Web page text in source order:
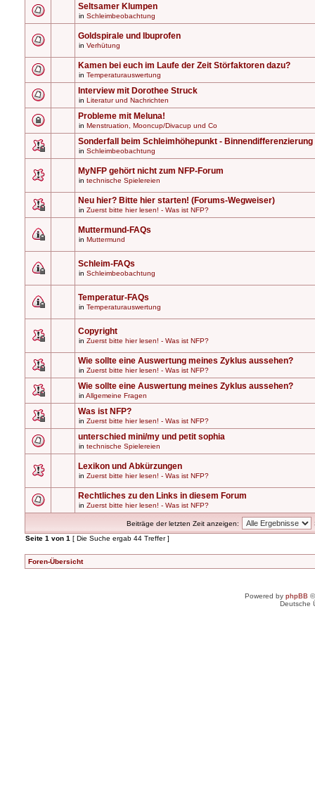
Seltsamer Klumpen
in Schleimbeobachtung
Goldspirale und Ibuprofen
in Verhütung
Kamen bei euch im Laufe der Zeit Störfaktoren dazu?
in Temperaturauswertung
Interview mit Dorothee Struck
in Literatur und Nachrichten
Probleme mit Meluna!
in Menstruation, Mooncup/Divacup und Co
Sonderfall beim Schleimhöhepunkt - Binnendifferenzierung
in Schleimbeobachtung
MyNFP gehört nicht zum NFP-Forum
in technische Spielereien
Neu hier? Bitte hier starten! (Forums-Wegweiser)
in Zuerst bitte hier lesen! - Was ist NFP?
Muttermund-FAQs
in Muttermund
Schleim-FAQs
in Schleimbeobachtung
Temperatur-FAQs
in Temperaturauswertung
Copyright
in Zuerst bitte hier lesen! - Was ist NFP?
Wie sollte eine Auswertung meines Zyklus aussehen?
in Zuerst bitte hier lesen! - Was ist NFP?
Wie sollte eine Auswertung meines Zyklus aussehen?
in Allgemeine Fragen
Was ist NFP?
in Zuerst bitte hier lesen! - Was ist NFP?
unterschied mini/my und petit sophia
in technische Spielereien
Lexikon und Abkürzungen
in Zuerst bitte hier lesen! - Was ist NFP?
Rechtliches zu den Links in diesem Forum
in Zuerst bitte hier lesen! - Was ist NFP?
Beiträge der letzten Zeit anzeigen:
Seite 1 von 1 [ Die Suche ergab 44 Treffer ]
Foren-Übersicht
Powered by phpBB
Deutsche